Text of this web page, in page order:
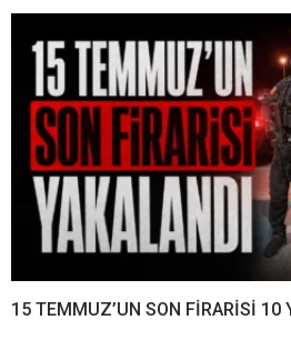
15 TEMMUZ’UN SON FİRARİSİ 10